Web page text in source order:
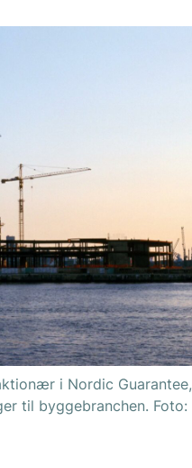
i Nordic Guarantee,
til byggebranchen. Foto: